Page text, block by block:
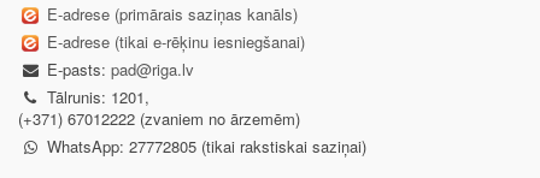
E-adrese (primārais saziņas kanāls)
E-adrese (tikai e-rēķinu iesniegšanai)
E-pasts: pad@riga.lv
Tālrunis: 1201,
(+371) 67012222 (zvaniem no ārzemēm)
WhatsApp: 27772805 (tikai rakstiskai saziņai)